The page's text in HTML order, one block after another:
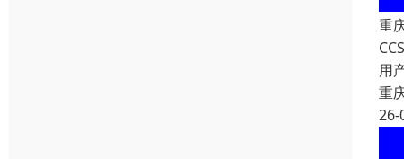
重
用
重
26-